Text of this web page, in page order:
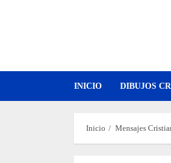
INICIO DIBUJOS
Inicio Mensajes